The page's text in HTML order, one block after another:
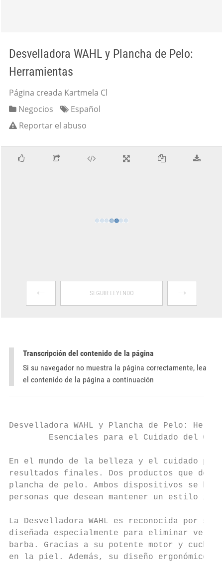
Desvelladora WAHL y Plancha de Pelo:
Herramientas
Página creada Kartmela Cl
Negocios
Español
Reportar el abuso
← SEGUIR LEYENDO →
Transcripción del contenido de la página
Si su navegador no muestra la página correctamente, lea
el contenido de la página a continuación
Desvelladora WAHL y Plancha de Pelo:
Esenciales para el Cuidado del
En el mundo de la belleza y el cuidado
resultados finales. Dos productos que
plancha de pelo. Ambos dispositivos se
personas que desean mantener un estilo
La Desvelladora WAHL es reconocida por
diseñada especialmente para eliminar
barba. Gracias a su potente motor y
en la piel. Además, su diseño ergonómico